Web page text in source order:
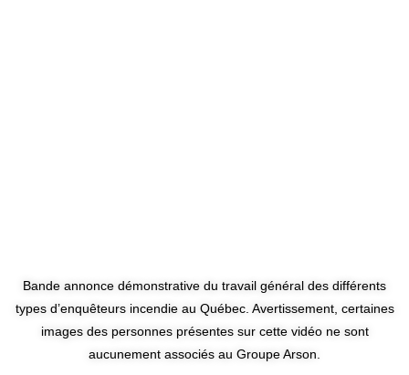
Bande annonce démonstrative du travail général des différents
types d’enquêteurs incendie au Québec. Avertissement, certaines
images des personnes présentes sur cette vidéo ne sont
aucunement associés au Groupe Arson.